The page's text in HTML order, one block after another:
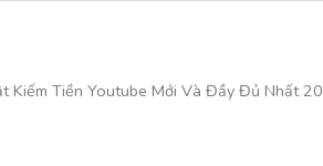
Kiếm Tiền Youtube Mới Và Đầy Đủ Nhất